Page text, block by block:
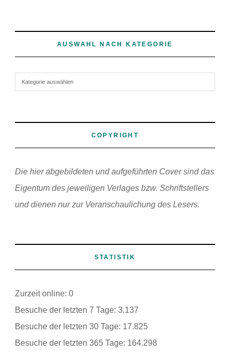
AUSWAHL NACH KATEGORIE
COPYRIGHT
Die hier abgebildeten und aufgeführten Cover sind das
Eigentum des jeweiligen Verlages bzw. Schriftstellers
und dienen nur zur Veranschaulichung des Lesers.
STATISTIK
Zurzeit online: 0
Besuche der letzten 7 Tage: 3.137
Besuche der letzten 30 Tage: 17.825
Besuche der letzten 365 Tage: 164.298